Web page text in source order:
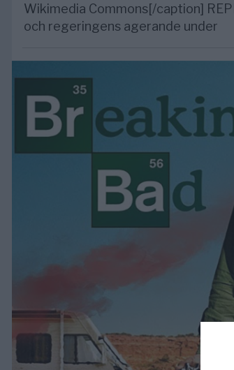
Wikimedia Commons[/caption]
och regeringens agerande under